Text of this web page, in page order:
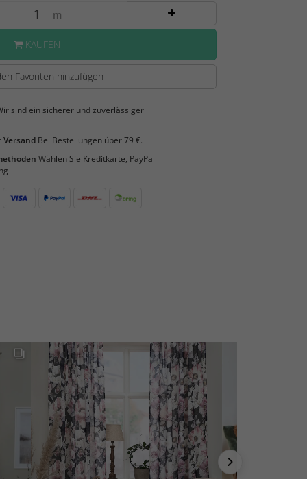
m
KAUFEN
Favoriten hinzufügen
sind ein sicherer und zuverlässiger
Bei Bestellungen über 79 €.
Wählen Sie Kreditkarte, PayPal